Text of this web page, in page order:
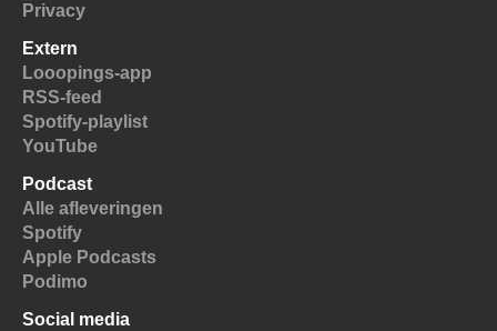
Privacy
Extern
Looopings-app
RSS-feed
Spotify-playlist
YouTube
Podcast
Alle afleveringen
Spotify
Apple Podcasts
Podimo
Social media